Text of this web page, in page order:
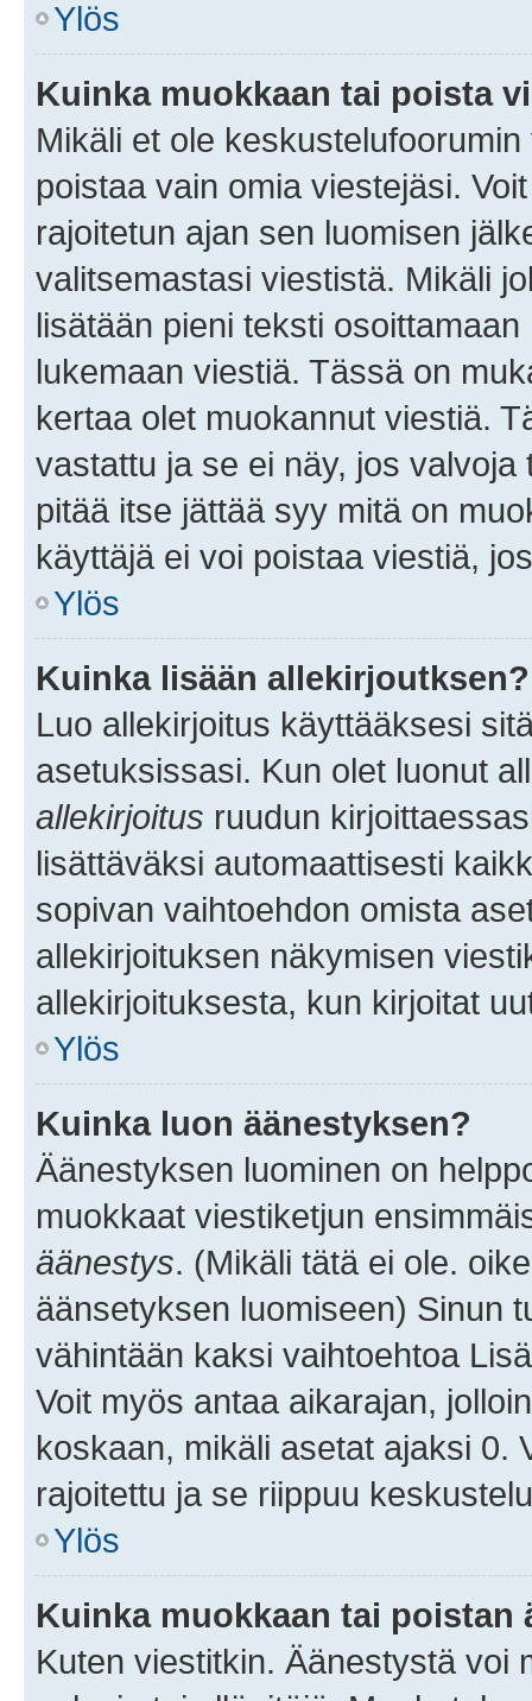
Ylös
Kuinka muokkaan tai poista
Mikäli et ole
poistaa vain omia viestejäsi.
rajoitetun ajan sen luomisen
valitsemastasi viestistä. Mikäli
lisätään pieni teksti
lukemaan viestiä. Tässä on
kertaa olet muokannut viestiä.
vastattu ja se ei näy, jos
pitää itse jättää syy mitä on
käyttäjä ei voi poistaa viestiä,
Ylös
Kuinka lisään allekirjoutksen?
Luo allekirjoitus käyttääksesi
asetuksissasi. Kun olet luonut
allekirjoitus ruudun
lisättäväksi automaattisesti
sopivan vaihtoehdon omista
allekirjoituksen näkymisen
allekirjoituksesta, kun kirjoitat
Ylös
Kuinka luon äänestyksen?
Äänestyksen luominen on
muokkaat viestiketjun
äänestys. (Mikäli tätä ei ole.
äänsetyksen luomiseen) Sinun
vähintään kaksi vaihtoehtoa
Voit myös antaa aikarajan,
koskaan, mikäli asetat ajaksi 0.
rajoitettu ja se riippuu
Ylös
Kuinka muokkaan tai poistan
Kuten viestitkin. Äänestystä voi